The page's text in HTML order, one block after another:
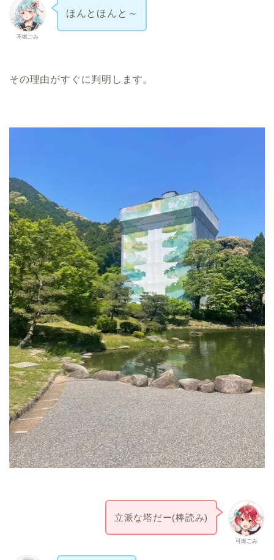
不燃ごみ
ほんとほんと～
その理由がすぐに判明します。
可燃ごみ
立派な塔だー(棒読み)